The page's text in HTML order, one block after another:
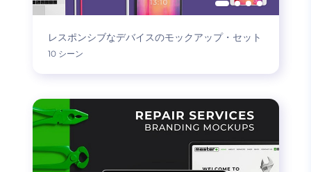
レスポンシブなデバイスのモックアップ・セット
10 シーン